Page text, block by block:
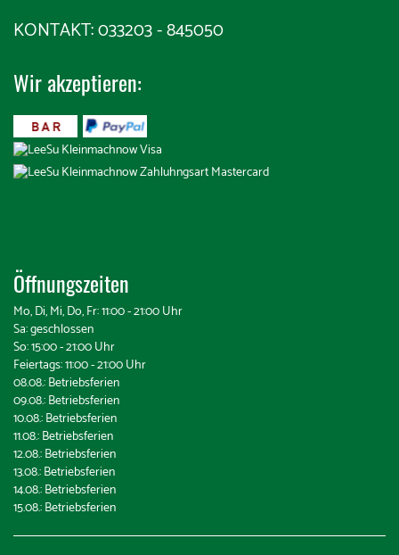
KONTAKT: 033203 - 845050
Wir akzeptieren:
Öffnungszeiten
Mo, Di, Mi, Do, Fr: 11:00 - 21:00 Uhr
Sa: geschlossen
So: 15:00 - 21:00 Uhr
Feiertags: 11:00 - 21:00 Uhr
08.08.: Betriebsferien
09.08.: Betriebsferien
10.08.: Betriebsferien
11.08.: Betriebsferien
12.08.: Betriebsferien
13.08.: Betriebsferien
14.08.: Betriebsferien
15.08.: Betriebsferien